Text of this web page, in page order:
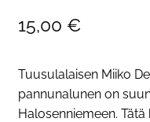
15,00 €
Tuusulalaisen Miiko
pannunalunen on
Halosenniemeen.